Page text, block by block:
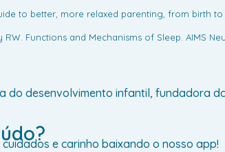
to better, more relaxed parenting, from birth to
Functions and Mechanisms of Sleep. AIMS
do desenvolvimento infantil, fundadora
e carinho baixando o nosso app!